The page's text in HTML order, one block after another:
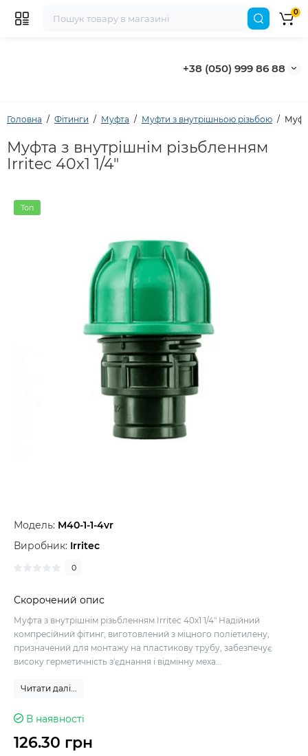
+38 (050) 999 86 88
0
Головна Фітинги Муфта Муфти з внутрішньою різьбою
Муфта з внутрішнім різьбленням
Irritec 40x1 1/4"
Топ
Модель: M40-1-1-4vr
Виробник: Irritec
0
Скорочений опис
Муфта з внутрішнім різьбленням Irritec 40x1 1/4" Надійний
компресійний фітинг, виготовлений з міцного поліетилену,
призначений для монтажу на пластикову трубу, забезпечує
високу герметичність з'єднання і відмінну меха...
Читати далі...
В наявності
126.30 грн